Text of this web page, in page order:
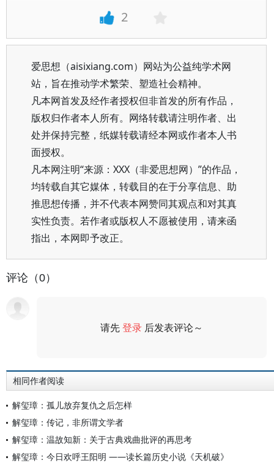
2
爱思想（aisixiang.com）网站为公益纯学术网
站，旨在推动学术繁荣、塑造社会精神。
凡本网首发及经作者授权但非首发的所有作品，
版权归作者本人所有。网络转载请注明作者、出
处并保持完整，纸媒转载请经本网或作者本人书
面授权。
凡本网注明“来源：XXX（非爱思想网）”的作品，
均转载自其它媒体，转载目的在于分享信息、助
推思想传播，并不代表本网赞同其观点和对其真
实性负责。若作者或版权人不愿被使用，请来函
指出，本网即予改正。
评论（0）
请先登录 后发表评论～
相同作者阅读
解玺璋：孤儿放弃复仇之后怎样
解玺璋：传记，非所谓文学者
解玺璋：温故知新：关于古典戏曲批评的再思考
解玺璋：今日欢呼王阳明 ——读长篇历史小说《天机破》